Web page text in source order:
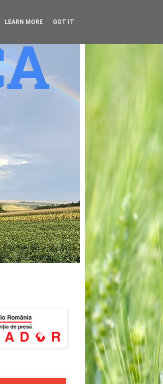
LEARN MORE GOT IT